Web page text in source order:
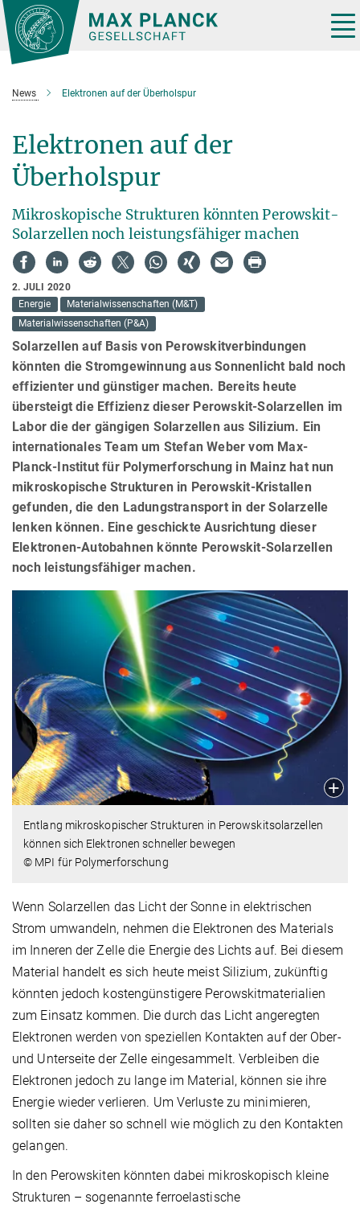
Hauptinhalt
News Elektronen auf der Überholspur
Elektronen auf der
Überholspur
Mikroskopische Strukturen könnten Perowskit-
Solarzellen noch leistungsfähiger machen
2. JULI 2020
Energie
Materialwissenschaften (M&T)
Materialwissenschaften (P&A)
Solarzellen auf Basis von Perowskitverbindungen
könnten die Stromgewinnung aus Sonnenlicht bald noch
effizienter und günstiger machen. Bereits heute
übersteigt die Effizienz dieser Perowskit-Solarzellen im
Labor die der gängigen Solarzellen aus Silizium. Ein
internationales Team um Stefan Weber vom Max-
Planck-Institut für Polymerforschung in Mainz hat nun
mikroskopische Strukturen in Perowskit-Kristallen
gefunden, die den Ladungstransport in der Solarzelle
lenken können. Eine geschickte Ausrichtung dieser
Elektronen-Autobahnen könnte Perowskit-Solarzellen
noch leistungsfähiger machen.
Entlang mikroskopischer Strukturen in Perowskitsolarzellen
können sich Elektronen schneller bewegen
© MPI für Polymerforschung
Wenn Solarzellen das Licht der Sonne in elektrischen
Strom umwandeln, nehmen die Elektronen des Materials
im Inneren der Zelle die Energie des Lichts auf. Bei diesem
Material handelt es sich heute meist Silizium, zukünftig
könnten jedoch kostengünstigere Perowskitmaterialien
zum Einsatz kommen. Die durch das Licht angeregten
Elektronen werden von speziellen Kontakten auf der Ober-
und Unterseite der Zelle eingesammelt. Verbleiben die
Elektronen jedoch zu lange im Material, können sie ihre
Energie wieder verlieren. Um Verluste zu minimieren,
sollten sie daher so schnell wie möglich zu den Kontakten
gelangen.
In den Perowskiten könnten dabei mikroskopisch kleine
Strukturen – sogenannte ferroelastische